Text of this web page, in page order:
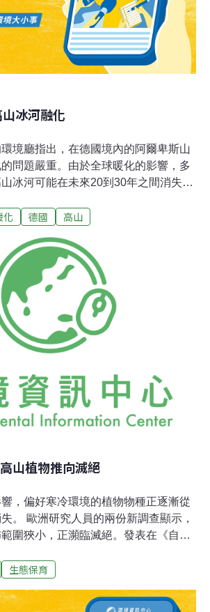
冰河融化
境廳指出，在德國境內的阿爾卑斯山
問題嚴重。由於全球暖化的影響，多
冰河可能在未來20到30年之間消失。
失。巴伐利亞邦環境廳的資料顯示，
今，巴伐利亞邦的冰河面積由4平方公
。如果氣溫持續升高、冰河繼續融化，
德國朱格派茲山（Zugspitze）北面背
存在，這個地帶的冰河多數可能完全
化 德國 高山
山植物推向滅絕
，偏好寒冷環境的植物物種正逐漸從
。 歐洲研究人員的兩份新調查顯示，
圍狹小，正瀕臨滅絕。發表在《自
Research Initiative in Alpine
圍涵蓋世界所有高山地區的大型網
生態保育